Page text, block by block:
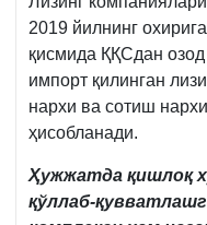
2019 йилнинг
қисмида ҚҚСдан
импорт қилинган
нархи ва сотиш
ҳисобланади.
Ҳужжатда қишлоқ
қўллаб-